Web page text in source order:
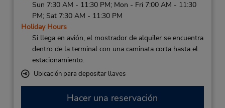
Sun 7:30 AM - 11:30 PM; Mon - Fri 7:00 AM - 11:30
PM; Sat 7:30 AM - 11:30 PM
Holiday Hours
Si llega en avión, el mostrador de alquiler se encuentra
dentro de la terminal con una caminata corta hasta el
estacionamiento.
Ubicación para depositar llaves
Hacer una reservación